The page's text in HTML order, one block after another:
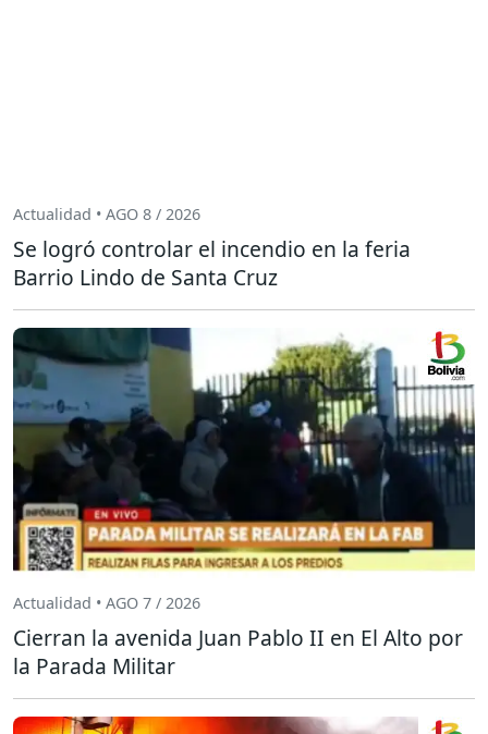
Actualidad • AGO 8 / 2026
Se logró controlar el incendio en la feria
Barrio Lindo de Santa Cruz
Actualidad • AGO 7 / 2026
Cierran la avenida Juan Pablo II en El Alto por
la Parada Militar